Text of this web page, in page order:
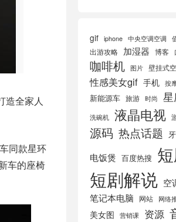
造全家人
同款星环
车的座椅
gif iphone 中央空调空调
出游攻略 加湿器 博客
咖啡机 图片 壁挂式
性感美女gif 手机 按
新能源车 旅游 时尚
洗碗机 液晶电视
源码 热点话题
电饭煲 百度热搜
短剧解说 空
笔记本电脑 网站 网络
美女图
营销课 资源